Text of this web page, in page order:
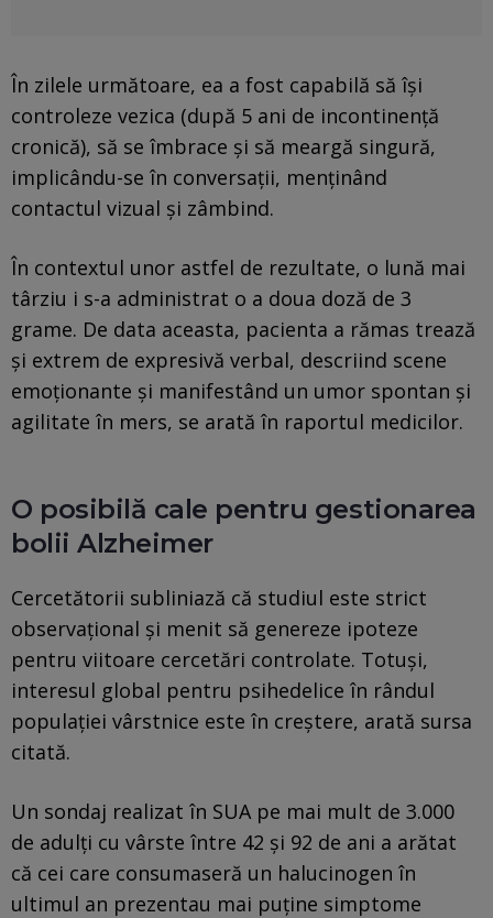
În zilele următoare, ea a fost capabilă să își
controleze vezica (după 5 ani de incontinență
cronică), să se îmbrace și să meargă singură,
implicându-se în conversații, menținând
contactul vizual și zâmbind.
În contextul unor astfel de rezultate, o lună mai
târziu i s-a administrat o a doua doză de 3
grame. De data aceasta, pacienta a rămas trează
și extrem de expresivă verbal, descriind scene
emoționante și manifestând un umor spontan și
agilitate în mers, se arată în raportul medicilor.
O posibilă cale pentru gestionarea
bolii Alzheimer
Cercetătorii subliniază că studiul este strict
observațional și menit să genereze ipoteze
pentru viitoare cercetări controlate. Totuși,
interesul global pentru psihedelice în rândul
populației vârstnice este în creștere, arată sursa
citată.
Un sondaj realizat în SUA pe mai mult de 3.000
de adulți cu vârste între 42 și 92 de ani a arătat
că cei care consumaseră un halucinogen în
ultimul an prezentau mai puține simptome